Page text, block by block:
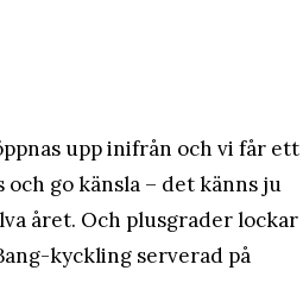
upp inifrån och vi får ett
go känsla – det känns ju
året. Och plusgrader lockar
kyckling serverad på